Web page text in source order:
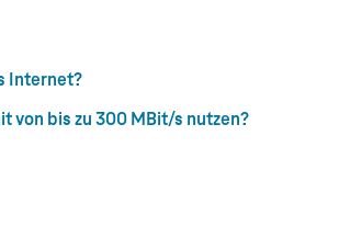
Internet?
von bis zu 300 MBit/s nutzen?